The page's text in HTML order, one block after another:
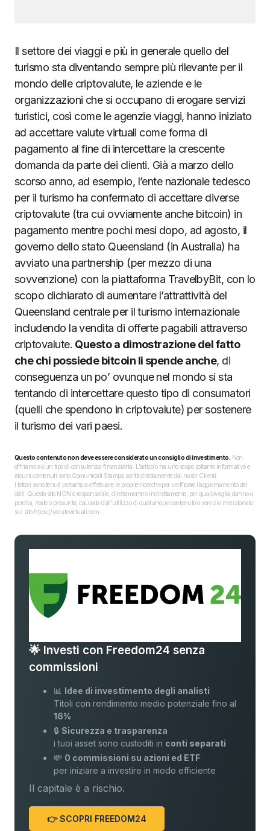
Il settore dei viaggi e più in generale quello del
turismo sta diventando sempre più rilevante per il
mondo delle criptovalute, le aziende e le
organizzazioni che si occupano di erogare servizi
turistici, così come le agenzie viaggi, hanno iniziato
ad accettare valute virtuali come forma di
pagamento al fine di intercettare la crescente
domanda da parte dei clienti. Già a marzo dello
scorso anno, ad esempio, l’ente nazionale tedesco
per il turismo ha confermato di accettare diverse
criptovalute (tra cui ovviamente anche bitcoin) in
pagamento mentre pochi mesi dopo, ad agosto, il
governo dello stato Queensland (in Australia) ha
avviato una partnership (per mezzo di una
sovvenzione) con la piattaforma TravelbyBit, con lo
scopo dichiarato di aumentare l’attrattività del
Queensland centrale per il turismo internazionale
includendo la vendita di offerte pagabili attraverso
criptovalute. Questo a dimostrazione del fatto
che chi possiede bitcoin li spende anche, di
conseguenza un po’ ovunque nel mondo si sta
tentando di intercettare questo tipo di consumatori
(quelli che spendono in criptovalute) per sostenere
il turismo dei vari paesi.
Questo contenuto non deve essere considerato un consiglio di investimento. Non
offriamo alcun tipo di consulenza finanziaria. L’articolo ha uno scopo soltanto informativo e
alcuni contenuti sono Comunicati Stampa scritti direttamente dai nostri Clienti.
I lettori sono tenuti pertanto a effettuare le proprie ricerche per verificare l’aggiornamento dei
dati. Questo sito NON è responsabile, direttamente o indirettamente, per qualsivoglia danno o
perdita, reale o presunta, causata dall'utilizzo di qualunque contenuto o servizio menzionato
sul sito https://valutevirtuali.com.
🌟 Investi con Freedom24 senza
commissioni
📊 Idee di investimento degli analisti
Titoli con rendimento medio potenziale fino al
16%
🔒Sicurezza e trasparenza
i tuoi asset sono custoditi in conti separati
💸 0 commissioni su azioni ed ETF
per iniziare a investire in modo efficiente
Il capitale è a rischio.
👉 SCOPRI FREEDOM24